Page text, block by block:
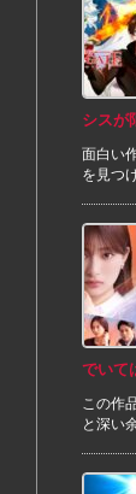
シスが
面白い
を見つ
でいて
この作
と深い